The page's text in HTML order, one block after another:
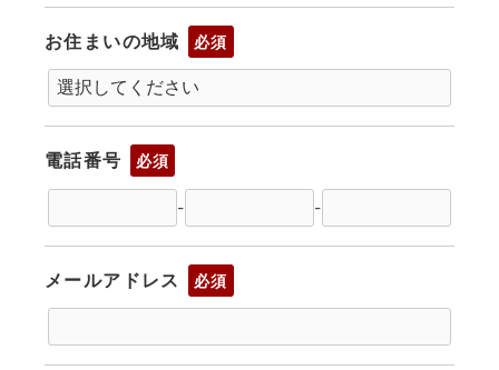
お住まいの地域 必須
電話番号 必須
- -
メールアドレス 必須